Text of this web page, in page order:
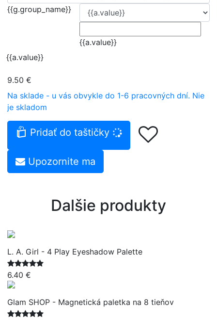
{{g.group_name}}
{{a.value}}
{{a.value}}
9.50 €
Na sklade - u vás obvykle do 1-6 pracovných dní. Nie
je skladom
Pridať do taštičky
Upozornite ma
Dalšie produkty
L. A. Girl - 4 Play Eyeshadow Palette
6.40 €
Glam SHOP - Magnetická paletka na 8 tieňov